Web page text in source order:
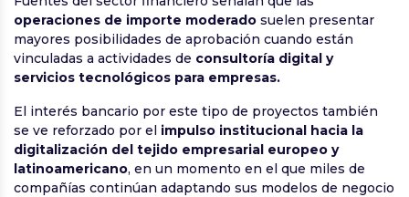
operaciones de importe moderado suelen presentar
mayores posibilidades de aprobación cuando están
vinculadas a actividades de consultoría digital y
servicios tecnológicos para empresas.
El interés bancario por este tipo de proyectos también
se ve reforzado por el impulso institucional hacia la
digitalización del tejido empresarial europeo y
latinoamericano, en un momento en el que miles de
compañías continúan adaptando sus modelos de negocio